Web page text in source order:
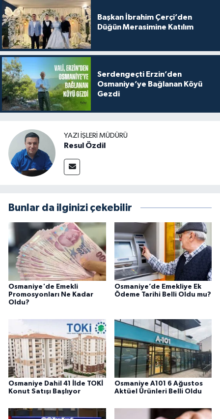
Başkan İbrahim Çerçi’den
Düğün Merasimine Katılım
Serdengeçti Erzin’den
Osmaniye’ye Bağlanan Köyü
Gezdi
YAZI İŞLERI MÜDÜRÜ
Resul Özdil
Bunlar da ilginizi çekebilir
Osmaniye'de Emekli
Promosyonları Ne Kadar
Oldu?
Osmaniye’de Emekliye Ek
Ödeme Tarihi Belli Oldu mu?
Osmaniye Dahil 41 İlde TOKİ
Konut Satışı Başlıyor
Osmaniye A101 6 Ağustos
Aktüel Ürünleri Belli Oldu